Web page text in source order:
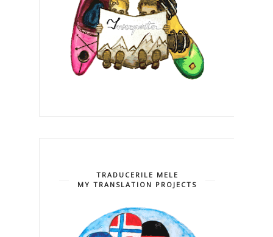
TRADUCERILE MELE
MY TRANSLATION PROJECTS